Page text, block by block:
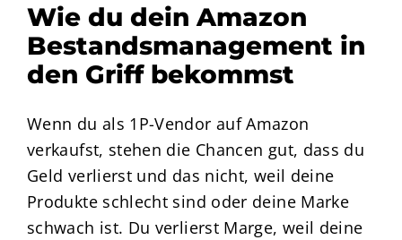
Wie du dein Amazon
Bestandsmanagement in
den Griff bekommst
Wenn du als 1P-Vendor auf Amazon
verkaufst, stehen die Chancen gut, dass du
Geld verlierst und das nicht, weil deine
Produkte schlecht sind oder deine Marke
schwach ist. Du verlierst Marge, weil deine